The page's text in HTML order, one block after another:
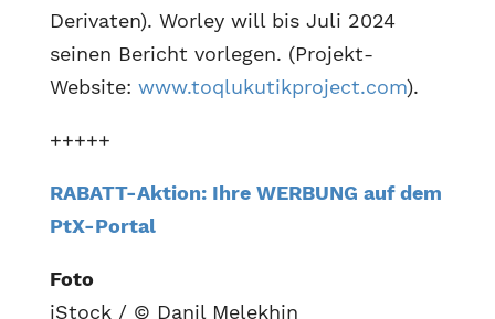
Derivaten). Worley will bis Juli 2024
seinen Bericht vorlegen. (Projekt-
Website: www.toqlukutikproject.com).
+++++
RABATT-Aktion: Ihre WERBUNG auf dem
PtX-Portal
Foto
iStock / © Danil Melekhin